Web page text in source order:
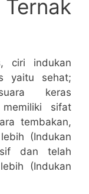
ciri indukan
yaitu sehat;
keras
sifat
tembakan,
(Indukan
dan telah
(Indukan